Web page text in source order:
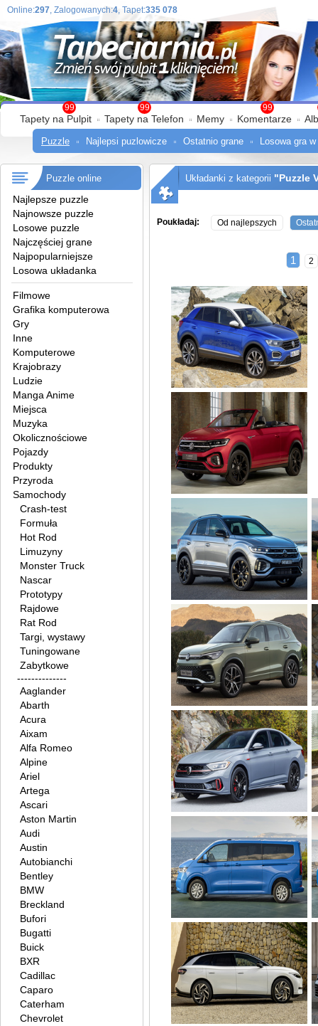
Online:297, Zalogowanych:4, Tapet:335 078
99 99 99
Tapety na Pulpit Tapety na Telefon Memy Komentarze
Puzzle Najlepsi puzlowicze Ostatnio grane Losowa gra
Puzzle online
Najlepsze puzzle
Najnowsze puzzle
Losowe puzzle
Najczęściej grane
Najpopularniejsze
Losowa układanka
Filmowe
Grafika komputerowa
Gry
Inne
Komputerowe
Krajobrazy
Ludzie
Manga Anime
Miejsca
Muzyka
Okolicznościowe
Pojazdy
Produkty
Przyroda
Samochody
Crash-test
Formuła
Hot Rod
Limuzyny
Monster Truck
Nascar
Prototypy
Rajdowe
Rat Rod
Targi, wystawy
Tuningowane
Zabytkowe
--------------
Aaglander
Abarth
Acura
Aixam
Alfa Romeo
Alpine
Ariel
Artega
Ascari
Aston Martin
Audi
Austin
Autobianchi
Bentley
BMW
Breckland
Bufori
Bugatti
Buick
BXR
Cadillac
Caparo
Caterham
Chevrolet
Układanki z kategorii "Puzzle
Poukładaj: Od najlepszych
1 2